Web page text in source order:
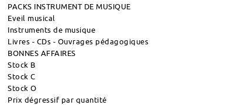
PACKS INSTRUMENT DE MUSIQUE
Eveil musical
Instruments de musique
Livres - CDs - Ouvrages pédagogiques
BONNES AFFAIRES
Stock B
Stock C
Stock O
Prix dégressif par quantité